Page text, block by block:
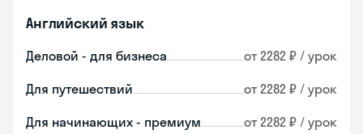
Английский язык
Деловой - для бизнеса от 2282 ₽ / урок
Для путешествий от 2282 ₽ / урок
Для начинающих - премиум от 2282 ₽ / урок